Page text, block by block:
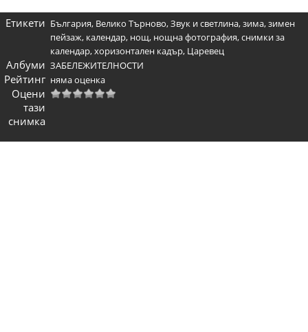
Етикети България, Велико Търново,Звук и светлина,зима,зимен
пейзаж, календар, нощ, нощна фотография,снимки за
календар,хоризонтален кадър, Царевец
Албуми ЗАБЕЛЕЖИТЕЛНОСТИ
Рейтинг няма оценка
Оцени
тази
снимка